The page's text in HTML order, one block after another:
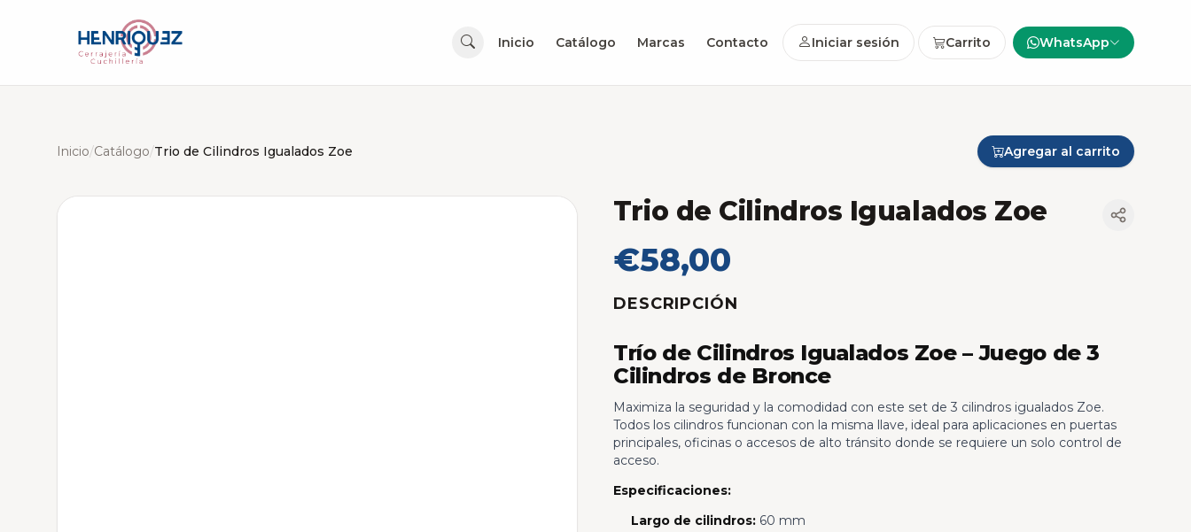
Inicio Catálogo Marcas Contacto Iniciar sesión Carrito WhatsApp
Inicio/Catálogo/Trio de Cilindros Igualados Zoe Agregar al carrito
Trio de Cilindros Igualados Zoe
€58,00
DESCRIPCIÓN
Trío de Cilindros Igualados Zoe – Juego de 3
Cilindros de Bronce
Maximiza la seguridad y la comodidad con este set de 3 cilindros igualados Zoe.
Todos los cilindros funcionan con la misma llave, ideal para aplicaciones en puertas
principales, oficinas o accesos de alto tránsito donde se requiere un solo control de
acceso.
Especificaciones:
Largo de cilindros:60 mm